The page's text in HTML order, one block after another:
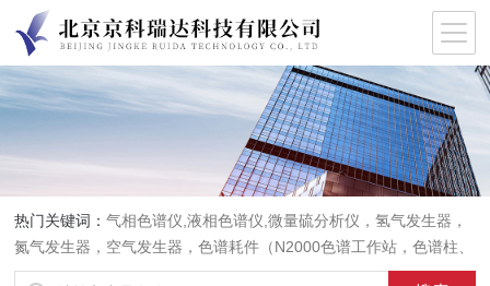
热门关键词：气相色谱仪,液相色谱仪,微量硫分析仪，氢气发生器，
氮气发生器，空气发生器，色谱耗件（N2000色谱工作站，色谱柱、
阀件、进样器、色谱担体），顶空进样器，热解析仪，紫外分光光度